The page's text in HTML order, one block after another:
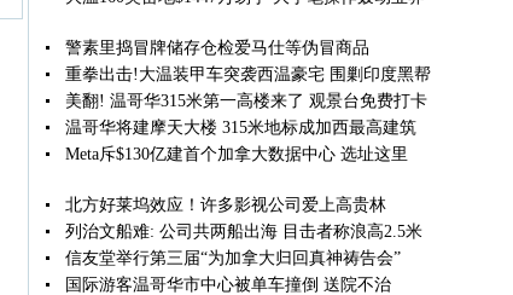
警素里捣冒牌储存仓检爱马仕等伪冒商品
重拳出击!大温装甲车突袭西温豪宅 围剿印度黑帮
美翻! 温哥华315米第一高楼来了 观景台免费打卡
温哥华将建摩天大楼 315米地标成加西最高建筑
Meta斥$130亿建首个加拿大数据中心 选址这里
北方好莱坞效应！许多影视公司爱上高贵林
列治文船难: 公司共两船出海 目击者称浪高2.5米
信友堂举行第三届“为加拿大归回真神祷告会”
国际游客温哥华市中心被单车撞倒 送院不治